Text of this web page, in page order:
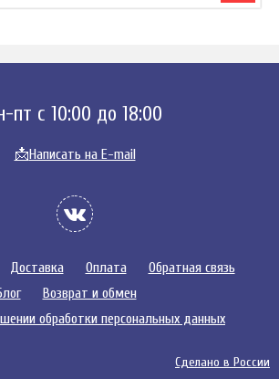
пт с 10:00 до 18:00
📩Написать на E-mail
Доставка Оплата
Обратная связь
Возврат и обмен
обработки персональных данных
Сделано в России